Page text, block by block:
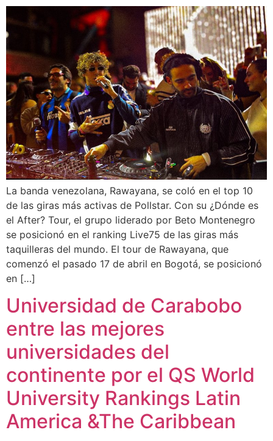
La banda venezolana, Rawayana, se coló en el top 10
de las giras más activas de Pollstar. Con su ¿Dónde es
el After? Tour, el grupo liderado por Beto Montenegro
se posicionó en el ranking Live75 de las giras más
taquilleras del mundo. El tour de Rawayana, que
comenzó el pasado 17 de abril en Bogotá, se posicionó
en […]
Universidad de Carabobo
entre las mejores
universidades del
continente por el QS World
University Rankings Latin
America &The Caribbean